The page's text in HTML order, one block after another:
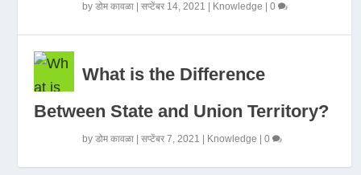
byडोम कावळा |सप्टेंबर 14, 2021 Knowledge |0
What is the Difference
Between State and Union Territory?
byडोम कावळा |सप्टेंबर 7, 2021 Knowledge |0